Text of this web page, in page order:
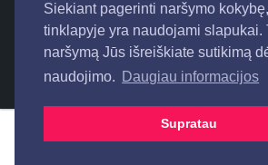
Siekiant pagerinti naršymo
tinklapyje yra naudojami slapukai.
naršymą Jūs išreiškiate sutikimą
naudojimo. Daugiau informacijos
Supratau
© 2026 UAB "ELSTAVA".